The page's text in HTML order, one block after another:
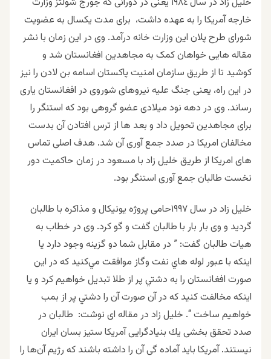
خارجه آمریكا را به عهده داشت، برای مدت یکسال به عضویت
شورای طرح پلان این وزارت خانه درآمد. وی در این زمان با نشر
مقاله هایی خواهان کمک به مجاهدین افغانستان شد و
کوشید تا از طریق سازمان امنیت پاکستان اسامه بن لادن را نیز
در این راه، یعنی جنگ علیه نیروهای شوروی در افغانستان یاری
رساند. وی در دهه نود میلادی عضو گروهی بود که استنگر را
برای مجاهدین تحویل داد و بعد ها از ترس افتادن آن بدست
مخالفان امریکا در صدد جمع آوری آن شد. هدف اصلی تماس
های امریکا از طریق خلیل زاد با مسعود در زمان حاکمیت دور
نخست طالبان جمع آوری استنگر بود.
خلیل زاد در سال ۱۹۹۷حامی پروژه یونیکال و مذاکره با طالبان
گردید و وی بار بار با طالبان گفت و گو کرد. وی در خطاب به
هيات طالبان گفت: ” در مقابل شما دو گزينه وجود دارد يا
اينكه با عبور لوله هاي نفت وگاز موافقت مي‌كنيد كه در اين
صورت افغانستان را به دشتي پر از طلا تبديل خواهيم كرد و يا
اينكه مخالفت كنيد كه در آن صورت آن را دشتي پر از بمب
خواهيم ساخت “. خلیل زاد در مقاله ای نوشت: طالبان در
صدد تحقق بخشی یك بنیادگرایی آمریکا ستیز بسان ایران
نیستند. آمریكا باید آماده گی آن را داشته باشند كه رژیم آن‌ها را